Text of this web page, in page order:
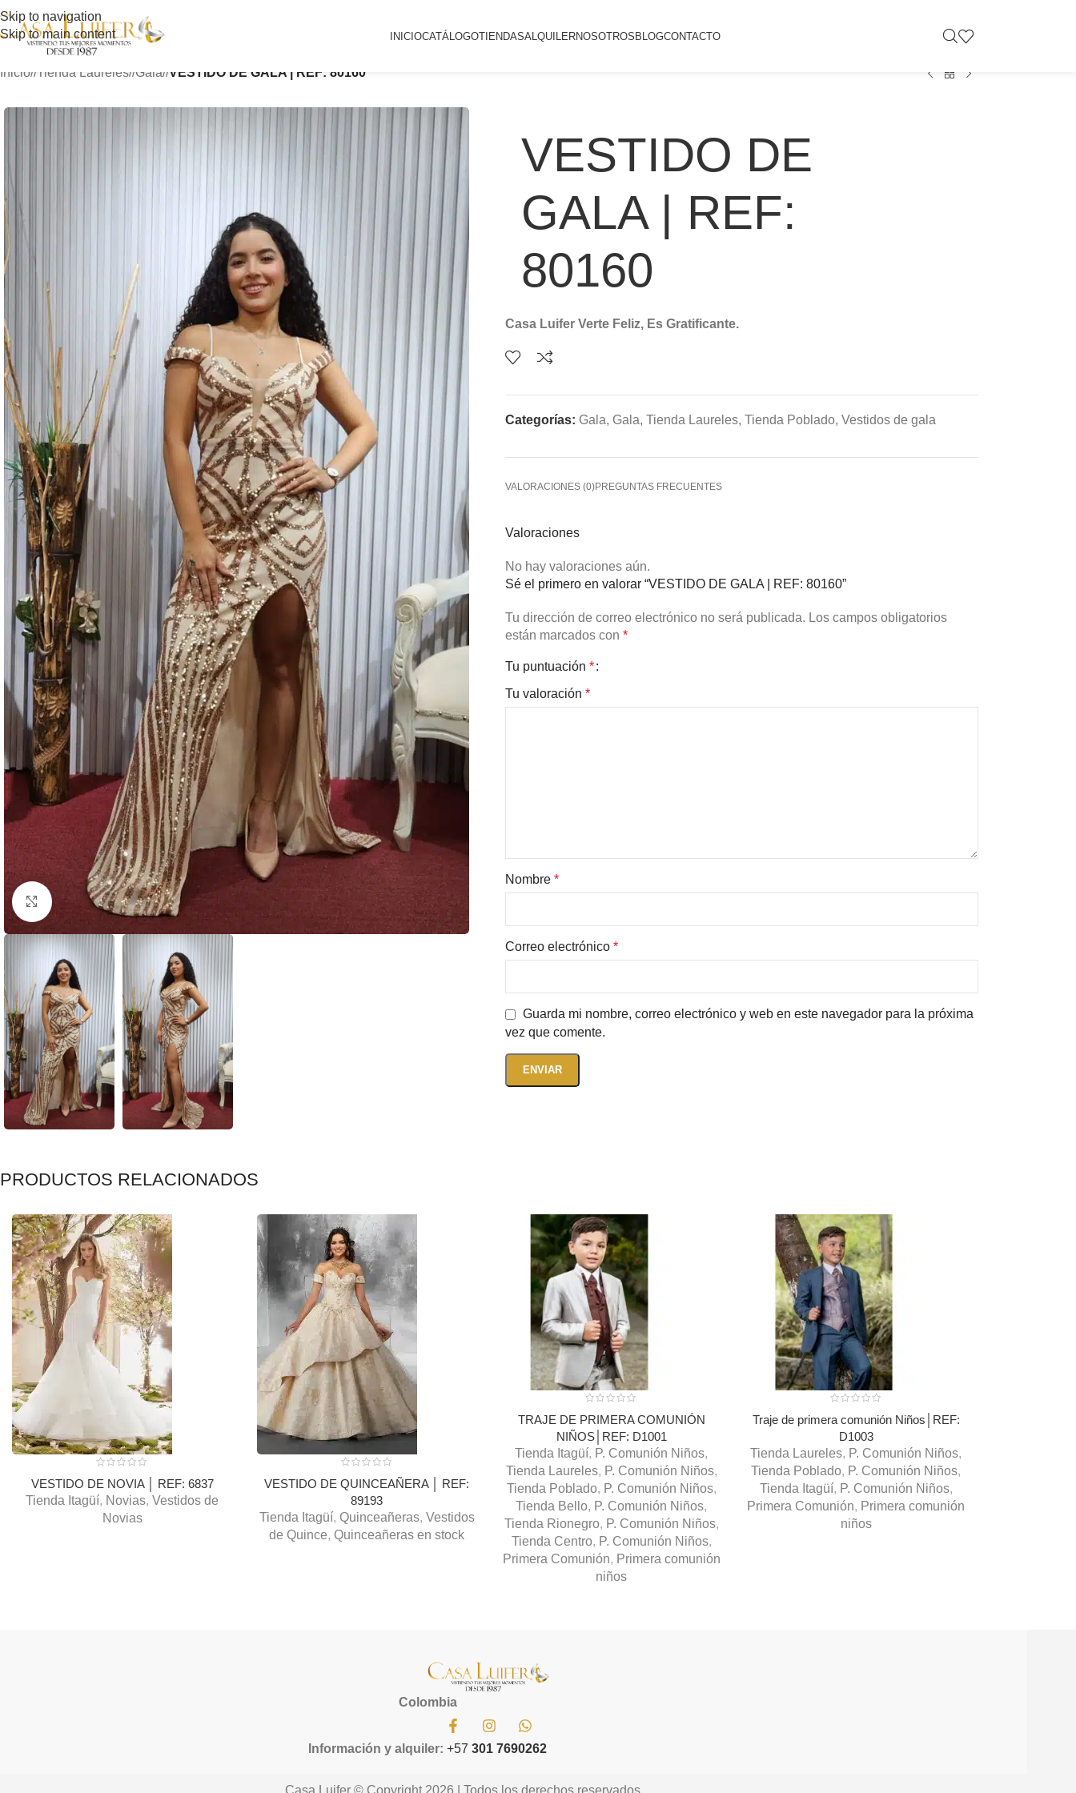
Skip to navigation
Skip to main content
INICIOCATÁLOGOTIENDASALQUILERNOSOTROSBLOGCONTACTO
Inicio/ Tienda Laureles/ Gala/ VESTIDO DE GALA | REF: 80160
Clic para ampliar
VESTIDO DE
GALA | REF:
80160
Casa Luifer Verte Feliz, Es Gratificante.
Categorías: Gala, Gala, Tienda Laureles, Tienda Poblado, Vestidos de gala
VALORACIONES (0)PREGUNTAS FRECUENTES
Valoraciones
No hay valoraciones aún.
Sé el primero en valorar “VESTIDO DE GALA | REF: 80160”
Tu dirección de correo electrónico no será publicada. Los campos obligatorios
están marcados con *
Tu puntuación *
Tu valoración *
Nombre *
Correo electrónico *
Guarda mi nombre, correo electrónico y web en este navegador para la próxima
vez que comente.
PRODUCTOS RELACIONADOS
VESTIDO DE NOVIA │ REF: 6837
Tienda Itagüí, Novias, Vestidos de
Novias
VESTIDO DE QUINCEAÑERA │ REF:
89193
Tienda Itagüí, Quinceañeras, Vestidos
de Quince, Quinceañeras en stock
TRAJE DE PRIMERA COMUNIÓN
NIÑOS│REF: D1001
Tienda Itagüí, P. Comunión Niños,
Tienda Laureles, P. Comunión Niños,
Tienda Poblado, P. Comunión Niños,
Tienda Bello, P. Comunión Niños,
Tienda Rionegro, P. Comunión Niños,
Tienda Centro, P. Comunión Niños,
Primera Comunión, Primera comunión
niños
Traje de primera comunión Niños│REF:
D1003
Tienda Laureles, P. Comunión Niños,
Tienda Poblado, P. Comunión Niños,
Tienda Itagüí, P. Comunión Niños,
Primera Comunión, Primera comunión
niños
Colombia
Información y alquiler:+57301 7690262
Casa Luifer © Copyright 2026 | Todos los derechos reservados